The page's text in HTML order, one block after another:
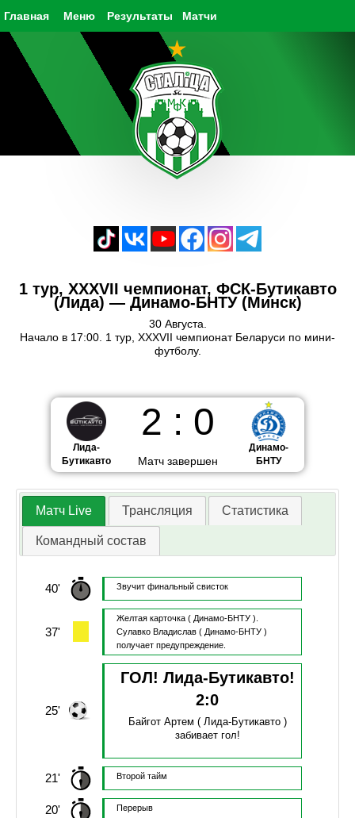
Главная Результаты Матчи
Меню
1 тур, XXXVII чемпионат, ФСК-Бутикавто
(Лида) — Динамо-БНТУ (Минск)
30 Августа.
Начало в 17:00. 1 тур, XXXVII чемпионат Беларуси по мини-
футболу.
Лида-
Бутикавто
2 : 0
Матч завершен
Динамо-
БНТУ
Матч Live Трансляция Статистика
Командный состав
40' Звучит финальный свисток
37'
Желтая карточка ( Динамо-БНТУ ).
Сулавко Владислав( Динамо-БНТУ )
получает предупреждение.
25'
ГОЛ! Лида-Бутикавто!
2:0
Байгот Артем ( Лида-Бутикавто )
забивает гол!
21' Второй тайм
20' Перерыв